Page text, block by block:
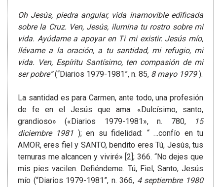
Oh Jesús, piedra angular, vida inamovible edificada
sobre la Cruz. Ven, Jesús, ilumina tu rostro sobre mi
vida. Ayúdame a apoyar en Ti mi existir. Jesús mío,
llévame a la oración, a tu santidad, mi refugio, mi
vida. Ven, Espíritu Santísimo, ten compasión de mi
ser pobre”(“Diarios 1979-1981”, n. 85, 8 mayo 1979).
La santidad es para Carmen, ante todo, una profesión
de fe en el Jesús que ama: «Dulcísimo, santo,
grandioso» («Diarios 1979-1981», n. 780,
15
diciembre 1981 ); en su fidelidad: “ …confío en tu
AMOR, eres fiel y SANTO, bendito eres Tú, Jesús, tus
ternuras me alcancen y viviré» [2]; 366. “No dejes que
mis pies vacilen. Defiéndeme. Tú, Fiel, Santo, Jesús
mío (“Diarios 1979-1981”, n. 366, 4 septiembre 1980